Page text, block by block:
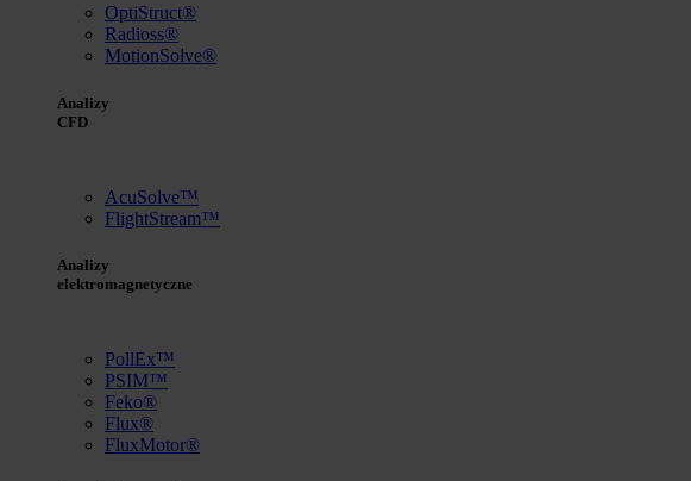
OptiStruct®
Radioss®
MotionSolve®
Analizy
CFD
AcuSolve™
FlightStream™
Analizy
elektromagnetyczne
PollEx™
PSIM™
Feko®
Flux®
FluxMotor®